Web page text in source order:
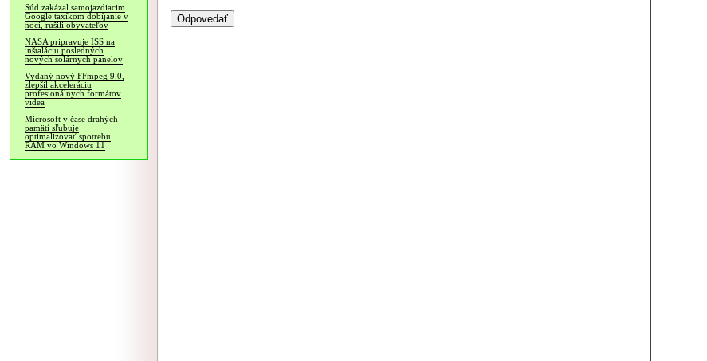
Súd zakázal samojazdiacim
Google taxíkom dobíjanie v
noci, rušili obyvateľov
NASA pripravuje ISS na
inštaláciu posledných
nových solárnych panelov
Vydaný nový FFmpeg 9.0,
zlepšil akceleráciu
profesionálnych formátov
videa
Microsoft v čase drahých
pamätí sľubuje
optimalizovať spotrebu
RAM vo Windows 11